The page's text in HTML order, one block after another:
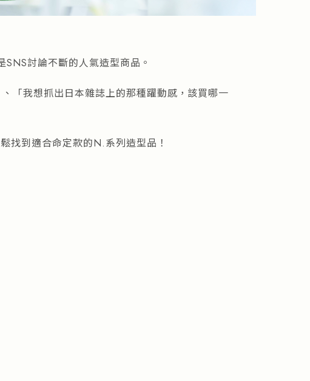
討論不斷的人氣造型商品。
「我想抓出日本雜誌上的那種躍動感，該買哪一
找到適合命定款的N.系列造型品！